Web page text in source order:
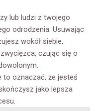
lub ludzi z twojego
odrodzenia. Usuwając
wokół siebie,
czując się o
to oznaczać, że jesteś
jako lepsza